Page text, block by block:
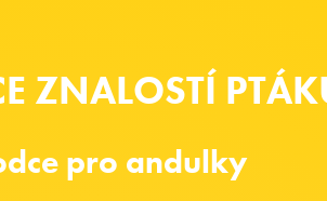
ZNALOSTÍ
pro andulky